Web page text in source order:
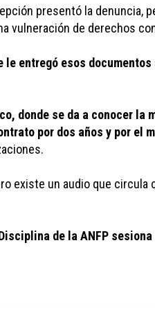
presentó la denuncia,
vulneración de derechos
le entregó esos
donde se da a conocer la
por dos años y por el
existe un audio que circula
de la ANFP